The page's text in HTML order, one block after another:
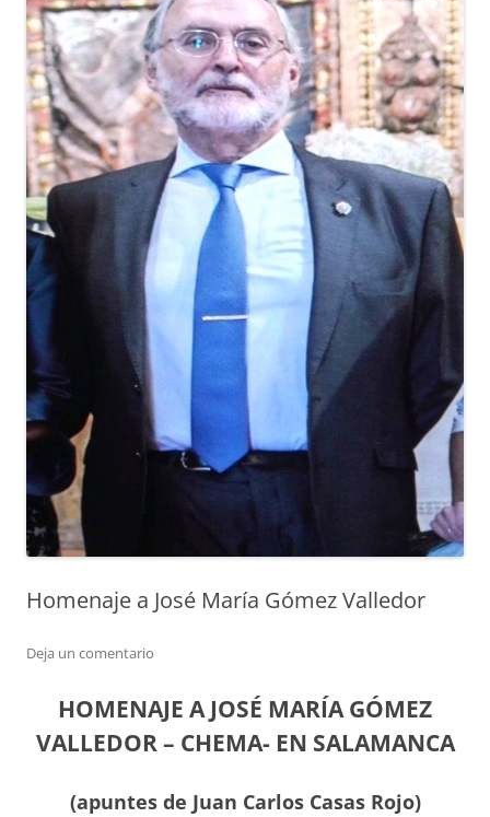
Homenaje a José María Gómez Valledor
Deja un comentario
HOMENAJE A JOSÉ MARÍA GÓMEZ
VALLEDOR – CHEMA- EN SALAMANCA
(apuntes de Juan Carlos Casas Rojo)